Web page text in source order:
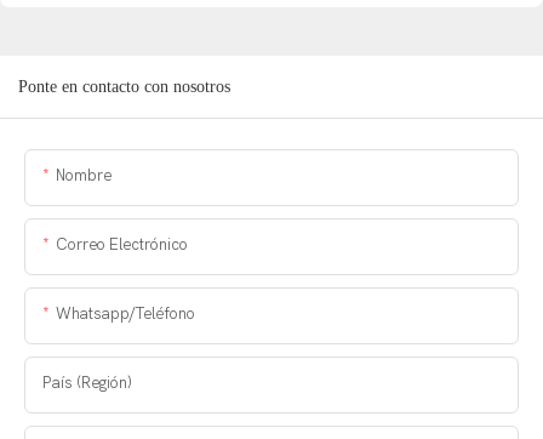
Ponte en contacto con nosotros
Nombre
Correo Electrónico
Whatsapp/Teléfono
País (Región)